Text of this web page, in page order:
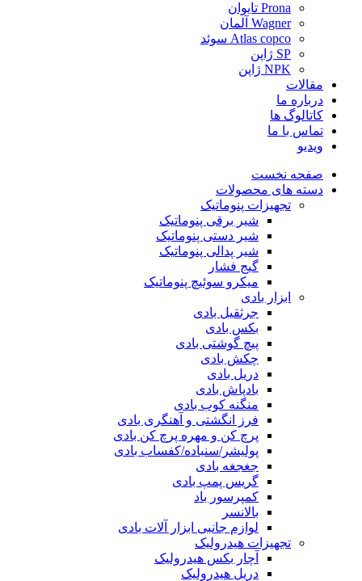
Prona تایوان
Wagner آلمان
Atlas copco سوئد
SP ژاپن
NPK ژاپن
مقالات
درباره ما
کاتالوگ ها
تماس با ما
ویدیو
صفحه نخست
دسته های محصولات
تجهیزات پنوماتیک
شیر برقی پنوماتیک
شیر دستی پنوماتیک
شیر پدالی پنوماتیک
گیج فشار
میکرو سوئیچ پنوماتیک
ابزار بادی
جرثقیل بادی
بکس بادی
پیچ گوشتی بادی
چکش بادی
دریل بادی
بادپاش بادی
منگنه کوب بادی
فرز انگشتی و آهنگری بادی
پرچ کن و مهره پرچ کن بادی
پولیشر/سنباده/کفساب بادی
جغجغه بادی
گریس پمپ بادی
کمپرسور باد
بالانسر
لوازم جانبی ابزار آلات بادی
تجهیزات هیدرولیک
آچار بکس هیدرولیک
دریل هیدرولیک